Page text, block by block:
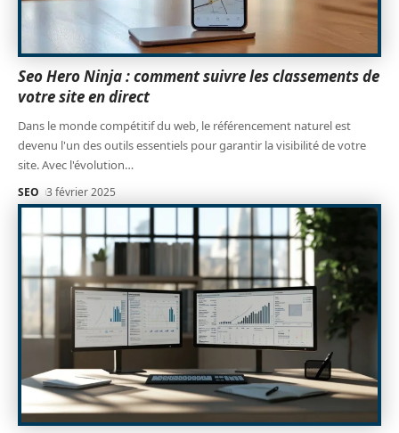
Seo Hero Ninja : comment suivre les classements de
votre site en direct
Dans le monde compétitif du web, le référencement naturel est
devenu l'un des outils essentiels pour garantir la visibilité de votre
site. Avec l'évolution…
SEO 3 février 2025